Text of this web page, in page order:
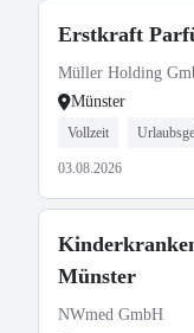
Erstkraft
Müller Holding
Münster
Vollzeit
03.08.2026
Münster
NWmed GmbH